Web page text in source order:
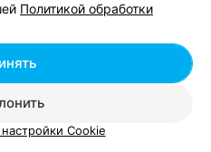
данных
регистрирующий орган -
Республика Беларусь, г. Минск,
Политикой обработки
Cookie